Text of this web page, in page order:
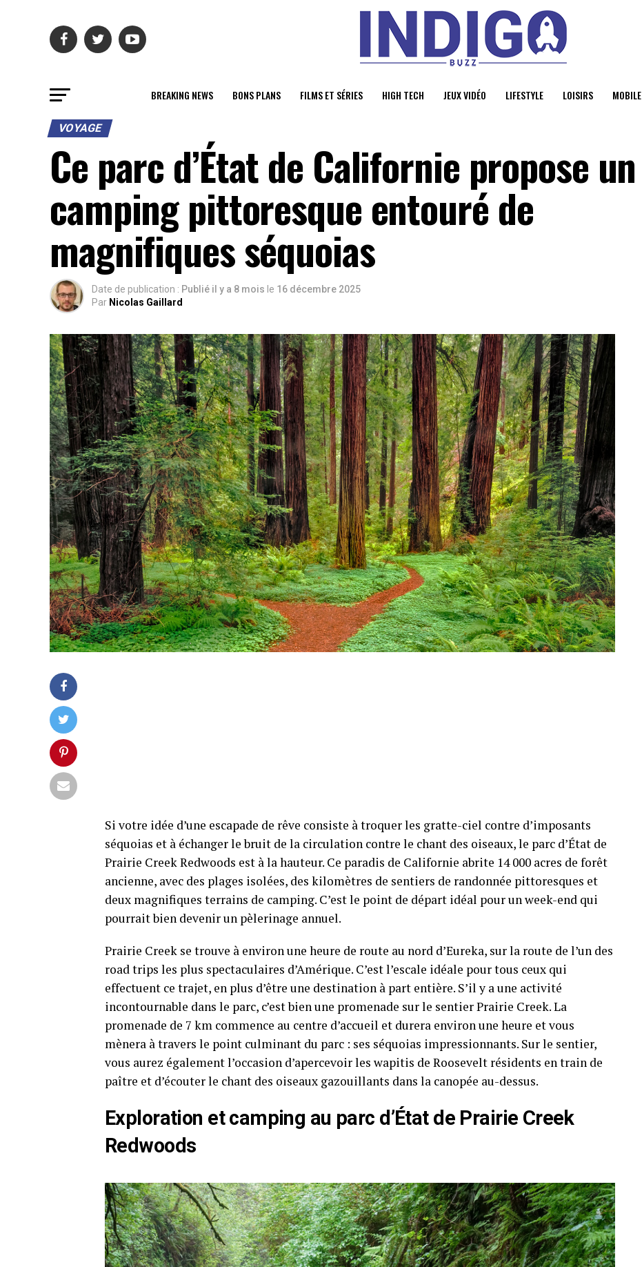
BREAKING NEWS BONS PLANS FILMS ET SÉRIES HIGH TECH JEUX VIDÉO LIFESTYLE LOISIRS MOBILE
VOYAGE
Ce parc d’État de Californie propose un
camping pittoresque entouré de
magnifiques séquoias
Date de publication : Publié il y a 8 mois le 16 décembre 2025
Par Nicolas Gaillard
Si votre idée d’une escapade de rêve consiste à troquer les gratte-ciel contre d’imposants
séquoias et à échanger le bruit de la circulation contre le chant des oiseaux, le parc d’État de
Prairie Creek Redwoods est à la hauteur. Ce paradis de Californie abrite 14 000 acres de forêt
ancienne, avec des plages isolées, des kilomètres de sentiers de randonnée pittoresques et
deux magnifiques terrains de camping. C’est le point de départ idéal pour un week-end qui
pourrait bien devenir un pèlerinage annuel.
Prairie Creek se trouve à environ une heure de route au nord d’Eureka, sur la route de l’un des
road trips les plus spectaculaires d’Amérique. C’est l’escale idéale pour tous ceux qui
effectuent ce trajet, en plus d’être une destination à part entière. S’il y a une activité
incontournable dans le parc, c’est bien une promenade sur le sentier Prairie Creek. La
promenade de 7 km commence au centre d’accueil et durera environ une heure et vous
mènera à travers le point culminant du parc : ses séquoias impressionnants. Sur le sentier,
vous aurez également l’occasion d’apercevoir les wapitis de Roosevelt résidents en train de
paître et d’écouter le chant des oiseaux gazouillants dans la canopée au-dessus.
Exploration et camping au parc d’État de Prairie Creek
Redwoods